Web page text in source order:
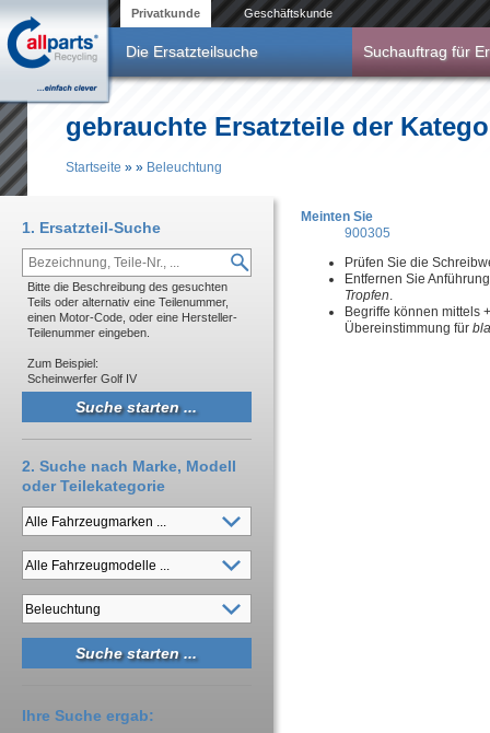
Privatkunde Geschäftskunde
Die Ersatzteilsuche Suchauftrag für
gebrauchte Ersatzteile der
Startseite » » Beleuchtung
Meinten Sie
900305
Prüfen Sie die
Entfernen Sie
Tropfen.
Begriffe können mittels
Übereinstimmung für
1. Ersatzteil-Suche
Bitte die Beschreibung des gesuchten
Teils oder alternativ eine Teilenummer,
einen Motor-Code, oder eine Hersteller-
Teilenummer eingeben.
Zum Beispiel:
Scheinwerfer Golf IV
2. Suche nach Marke, Modell
oder Teilekategorie
Ihre Suche ergab: